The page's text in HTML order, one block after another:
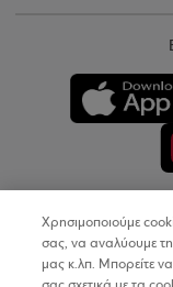
Χρησιμοποιούμε
σας, να αναλύουμε
μας κ.λπ. Μπορείτε να